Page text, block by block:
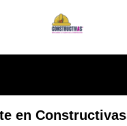
en Constructivas